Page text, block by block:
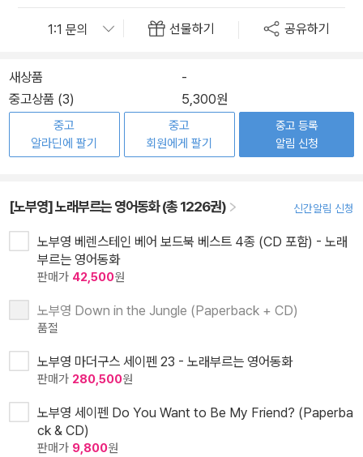
선물하기 공유하기
새상품
-
중고상품 (3)
5,300원
중고
알라딘에 팔기
중고
회원에게 팔기
중고 등록
알림 신청
[노부영] 노래부르는 영어동화 (총 1226권) 신간알림 신청
노부영 베렌스테인 베어 보드북 베스트 4종 (CD 포함) - 노래
부르는 영어동화
판매가 42,500원
노부영 Down in the Jungle (Paperback + CD)
품절
노부영 마더구스 세이펜 23 - 노래부르는 영어동화
판매가 280,500원
노부영 세이펜 Do You Want to Be My Friend? (Paperba
ck & CD)
판매가 9,800원